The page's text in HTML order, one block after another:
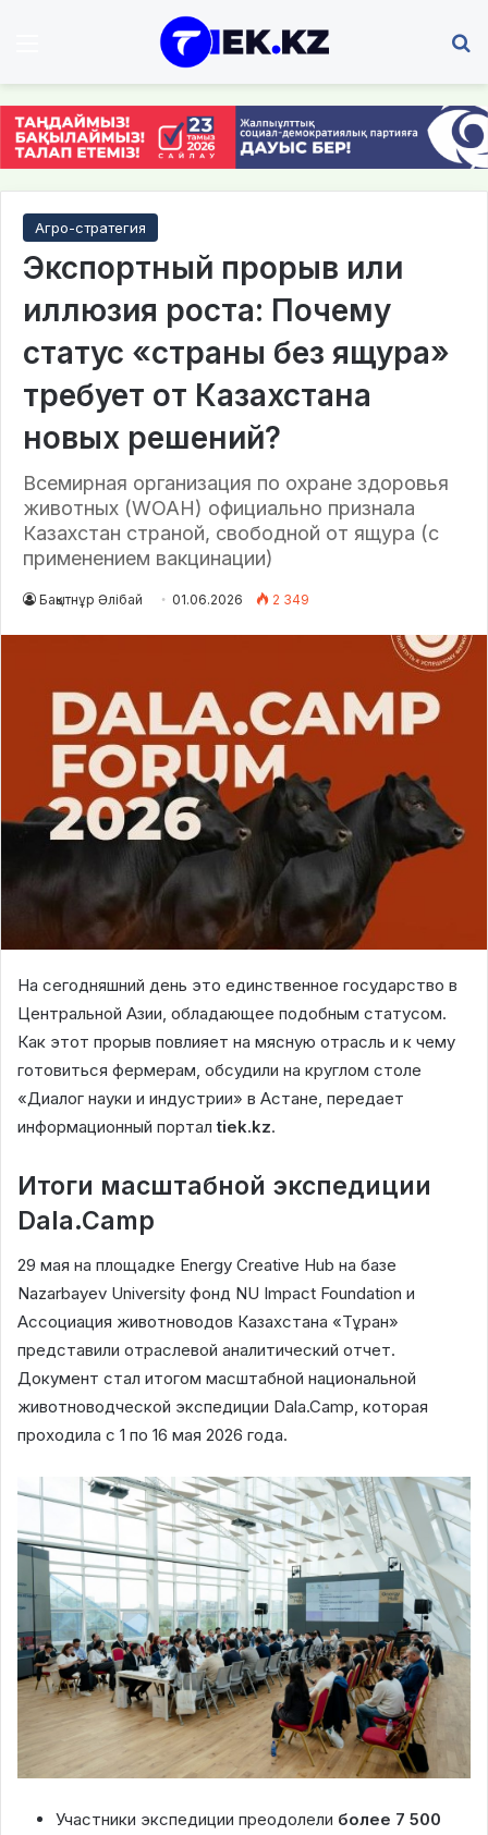
Агро-стратегия
Экспортный прорыв или
иллюзия роста: Почему
статус «страны без ящура»
требует от Казахстана
новых решений?
Всемирная организация по охране здоровья
животных (WOAH) официально признала
Казахстан страной, свободной от ящура (с
применением вакцинации)
Бақытнұр Әлібай 01.06.2026 2 349
На сегодняшний день это единственное государство в
Центральной Азии, обладающее подобным статусом.
Как этот прорыв повлияет на мясную отрасль и к чему
готовиться фермерам, обсудили на круглом столе
«Диалог науки и индустрии» в Астане, передает
информационный порталtiek.kz.
Итоги масштабной экспедиции
Dala.Camp
29 мая на площадке Energy Creative Hub на базе
Nazarbayev University фонд NU Impact Foundation и
Ассоциация животноводов Казахстана «Тұран»
представили отраслевой аналитический отчет.
Документ стал итогом масштабной национальной
животноводческой экспедиции Dala.Camp, которая
проходила с 1 по 16 мая 2026 года.
Участники экспедиции преодолели более 7 500